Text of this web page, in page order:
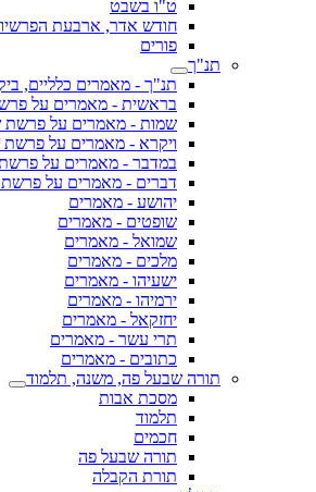
ט"ו בשבט
חודש אדר, ארבעת
פורים
תנ"ך
תנ"ך - מאמרים כלליים,
בראשית - מאמרים על
שמות - מאמרים על פרשת
ויקרא - מאמרים על פרשת
במדבר - מאמרים על
דברים - מאמרים על
יהושע - מאמרים
שופטים - מאמרים
שמואל - מאמרים
מלכים - מאמרים
ישעיהו - מאמרים
ירמיהו - מאמרים
יחזקאל - מאמרים
תרי עשר - מאמרים
כתובים - מאמרים
תורה שבעל פה, משנה, תלמוד
מסכת אבות
תלמוד
חכמים
תורה שבעל פה
תורת הקבלה